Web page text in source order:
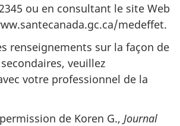
ou en consultant le site Web
medeffet.
renseignements sur la façon de
veuillez
votre professionnel de la
de Koren G., Journal